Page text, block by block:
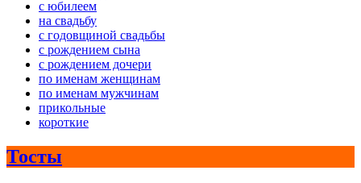
с юбилеем
на свадьбу
с годовщиной свадьбы
с рождением сына
с рождением дочери
по именам женщинам
по именам мужчинам
прикольные
короткие
Тосты